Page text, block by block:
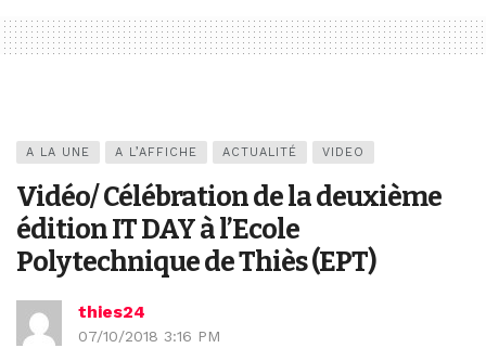
A LA UNE A L’AFFICHE ACTUALITÉ VIDEO
Vidéo/ Célébration de la deuxième
édition IT DAY à l’Ecole
Polytechnique de Thiès (EPT)
thies24
07/10/2018 3:16 PM